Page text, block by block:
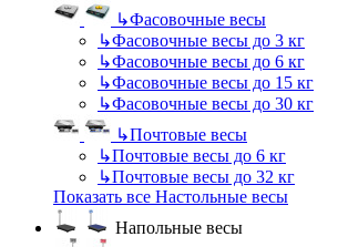
↳Фасовочные весы
↳Фасовочные весы до 3 кг
↳Фасовочные весы до 6 кг
↳Фасовочные весы до 15 кг
↳Фасовочные весы до 30 кг
↳Почтовые весы
↳Почтовые весы до 6 кг
↳Почтовые весы до 32 кг
Показать все Настольные весы
Напольные весы